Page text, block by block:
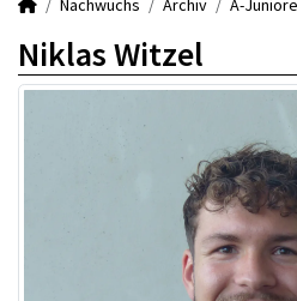
Nachwuchs Archiv A-
Niklas Witzel